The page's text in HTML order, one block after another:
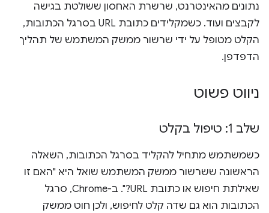
נתונים מהאינטרנט, שרשרת האחסון ששולטת בגישה
לקבצים ועוד. כשמקלידים כתובת URL בסרגל הכתובות,
הקלט מטופל על ידי שרשור ממשק המשתמש של תהליך
הדפדפן.
ניווט פשוט
שלב 1: טיפול בקלט
כשמשתמש מתחיל להקליד בסרגל הכתובות, השאלה
הראשונה ששרשור ממשק המשתמש שואל היא "האם זו
שאילתת חיפוש או כתובת URL?". ב-Chrome, סרגל
הכתובות הוא גם שדה קלט לחיפוש, ולכן חוט ממשק